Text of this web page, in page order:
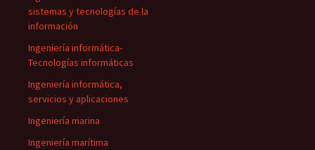
sistemas y tecnologías de la
información
Ingeniería informática-
Tecnologías informáticas
Ingeniería informática,
servicios y aplicaciones
Ingeniería marina
Ingeniería marítima